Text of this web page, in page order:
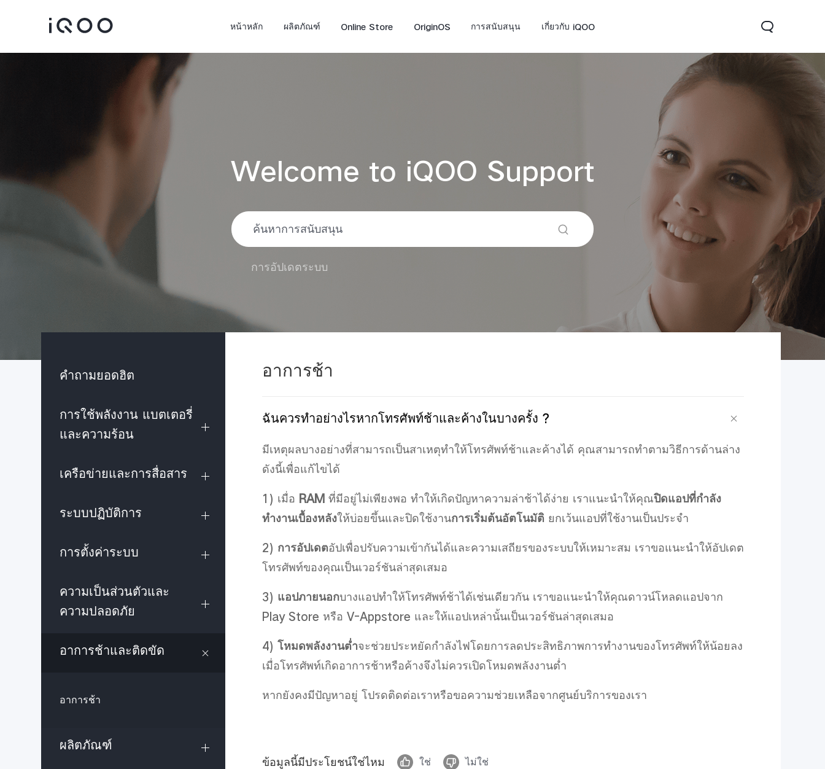
หน้าหลัก ผลิตภัณฑ์ Online Store OriginOS การสนับสนุน เกี่ยวกับ iQOO
iQOO Z11 iQOO 13 iQOO 12
Welcome to iQOO Support
การอัปเดตระบบ
คำถามยอดฮิต
การใช้พลังงาน แบตเตอรี่
และความร้อน
เครือข่ายและการสื่อสาร
ระบบปฏิบัติการ
การตั้งค่าระบบ
ความเป็นส่วนตัวและ
ความปลอดภัย
อาการช้าและติดขัด
อาการช้า
ผลิตภัณฑ์
อาการช้า
ฉันควรทำอย่างไรหากโทรศัพท์ช้าและค้างในบางครั้ง ?
มีเหตุผลบางอย่างที่สามารถเป็นสาเหตุทำให้โทรศัพท์ช้าและค้างได้ คุณสามารถทำตามวิธีการด้านล่าง
ดังนี้เพื่อแก้ไขได้
1) เมื่อ RAM ที่มีอยู่ไม่เพียงพอ ทำให้เกิดปัญหาความล่าช้าได้ง่าย เราแนะนำให้คุณปิดแอปที่กำลัง
ทำงานเบื้องหลังให้บ่อยขึ้นและปิดใช้งานการเริ่มต้นอัตโนมัติ ยกเว้นแอปที่ใช้งานเป็นประจำ
2) การอัปเดตอัปเพื่อปรับความเข้ากันได้และความเสถียรของระบบให้เหมาะสม เราขอแนะนำให้อัปเดต
โทรศัพท์ของคุณเป็นเวอร์ชันล่าสุดเสมอ
3) แอปภายนอกบางแอปทำให้โทรศัพท์ช้าได้เช่นเดียวกัน เราขอแนะนำให้คุณดาวน์โหลดแอปจาก
Play Store หรือ V-Appstore และให้แอปเหล่านั้นเป็นเวอร์ชันล่าสุดเสมอ
4) โหมดพลังงานต่ำจะช่วยประหยัดกำลังไฟโดยการลดประสิทธิภาพการทำงานของโทรศัพท์ให้น้อยลง
เมื่อโทรศัพท์เกิดอาการช้าหรือค้างจึงไม่ควรเปิดโหมดพลังงานต่ำ
หากยังคงมีปัญหาอยู่ โปรดติดต่อเราหรือขอความช่วยเหลือจากศูนย์บริการของเรา
ข้อมูลนี้มีประโยชน์ใช่ไหม ใช่ ไม่ใช่